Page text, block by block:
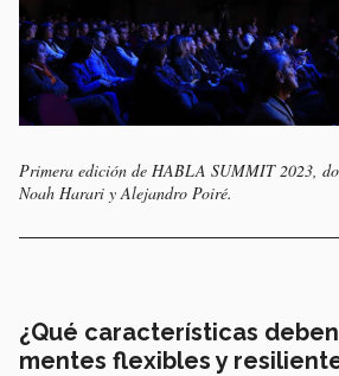
Primera edición de HABLA SUMMIT 2023,
Noah Harari y Alejandro Poiré.
¿Qué características
mentes flexibles y